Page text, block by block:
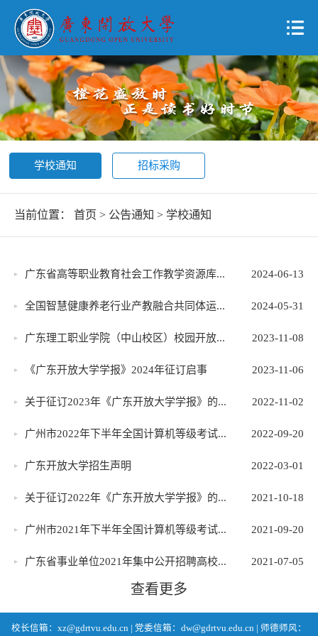
学校通知 招标采购
当前位置： 首页 > 公告通知 > 学校通知
2024-06-13
广东省高等职业教育社会工作教学资源库...
2024-05-31
全国智慧健康养老行业产教融合共同体运...
2023-11-08
广东理工职业学院（中山校区）校园开放...
2023-11-06
《广东开放大学学报》2024年征订启事
2022-11-02
关于征订2023年《广东开放大学学报》的...
2022-09-20
广州市2022年下半年全国计算机等级考试...
2022-03-01
广东开放大学招生声明
2021-10-18
关于征订2022年《广东开放大学学报》的...
2021-09-20
广州市2021年下半年全国计算机等级考试...
2021-07-05
广东省事业单位2021年集中公开招聘高校...
查看更多
校长信箱：xz@gdrtvu.edu.cn | 党委信箱：dw@gdrtvu.edu.cn | 师德师风：